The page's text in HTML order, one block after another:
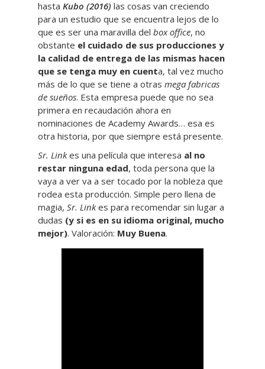
hasta Kubo (2016) las cosas van creciendo
para un estudio que se encuentra lejos de lo
que es ser una maravilla del box office, no
obstante el cuidado de sus producciones y
la calidad de entrega de las mismas hacen
que se tenga muy en cuenta, tal vez mucho
más de lo que se tiene a otras mega fabricas
de sueños. Esta empresa puede que no sea
primera en recaudación ahora en
nominaciones de Academy Awards… esa es
otra historia, por que siempre está presente.
Sr. Linkes una película que interesa al no
restar ninguna edad, toda persona que la
vaya a ver va a ser tocado por la nobleza que
rodea esta producción. Simple pero llena de
magia, Sr. Linkes para recomendar sin lugar a
dudas (y si es en su idioma original, mucho
mejor). Valoración: Muy Buena.